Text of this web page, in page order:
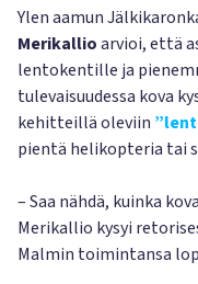
Ylen aamun
Merikallioarvioi, että
lentokentille ja
tulevaisuudessa kova
kehitteillä oleviin
pientä helikopteria tai
– Saa nähdä, kuinka
Merikallio kysyi
Malmin toimintansa